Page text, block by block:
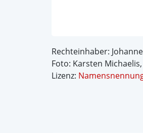
Rechteinhaber:
Foto: Karsten
Lizenz: